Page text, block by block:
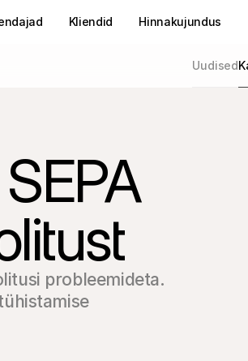
Kliendid Hinnakujundus
Uudised
probleemideta.